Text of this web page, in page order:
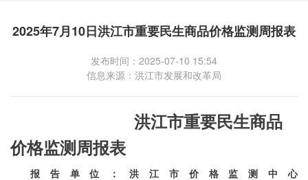
2025年7月10日洪江市重要民生商品价格监测周报表
发布时间：2025-07-10 15:54
信息来源：洪江市发展和改革局
洪江市重要民生商品
价格监测周报表
报告单位：洪江市价格监测中心